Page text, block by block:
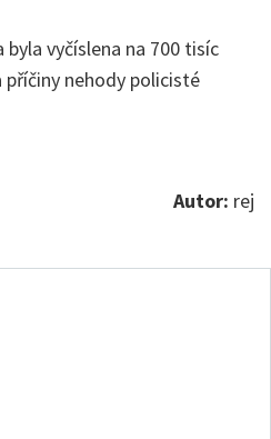
vyčíslena na 700 tisíc
nehody policisté
Autor: rej